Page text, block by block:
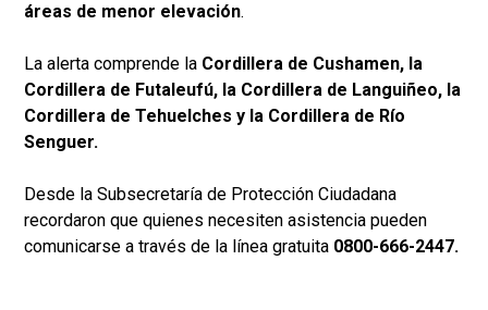
áreas de menor elevación.
La alerta comprende la Cordillera de Cushamen, la
Cordillera de Futaleufú, la Cordillera de Languiñeo, la
Cordillera de Tehuelches y la Cordillera de Río
Senguer.
Desde la Subsecretaría de Protección Ciudadana
recordaron que quienes necesiten asistencia pueden
comunicarse a través de la línea gratuita 0800-666-2447.